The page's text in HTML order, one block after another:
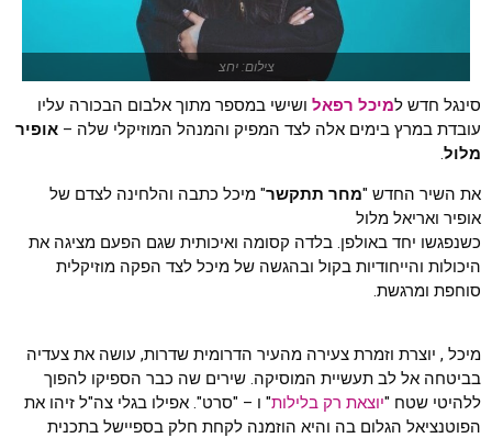
צילום: יחצ
סינגל חדש למיכל רפאל ושישי במספר מתוך אלבום הבכורה עליו
עובדת במרץ בימים אלה לצד המפיק והמנהל המוזיקלי שלה – אופיר
מלול.
את השיר החדש "מחר תתקשר" מיכל כתבה והלחינה לצדם של
אופיר ואריאל מלול
כשנפגשו יחד באולפן. בלדה קסומה ואיכותית שגם הפעם מציגה את
היכולות והייחודיות בקול ובהגשה של מיכל לצד הפקה מוזיקלית
סוחפת ומרגשת.
מיכל , יוצרת וזמרת צעירה מהעיר הדרומית שדרות, עושה את צעדיה
בביטחה אל לב תעשיית המוסיקה. שירים שה כבר הספיקו להפוך
ללהיטי שטח "יוצאת רק בלילות" ו – "סרט". אפילו בגלי צה"ל זיהו את
הפוטנציאל הגלום בה והיא הוזמנה לקחת חלק בספיישל בתכנית